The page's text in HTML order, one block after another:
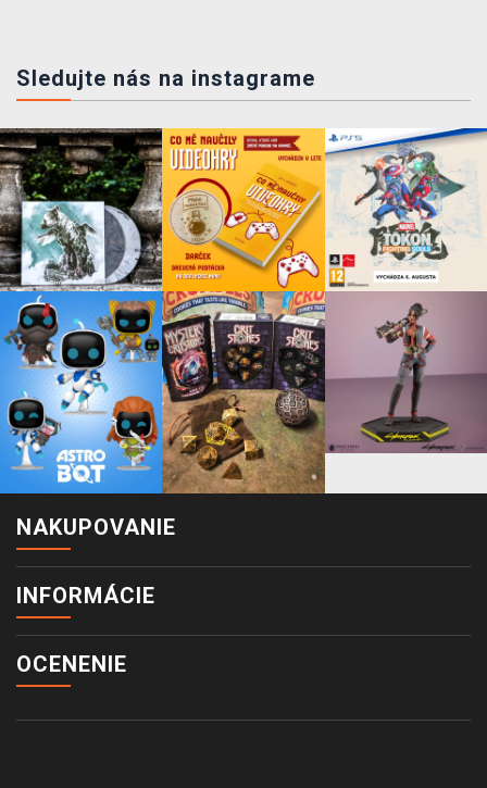
Sledujte nás na instagrame
NAKUPOVANIE
INFORMÁCIE
OCENENIE